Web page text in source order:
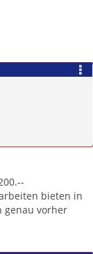
bieten in
genau vorher